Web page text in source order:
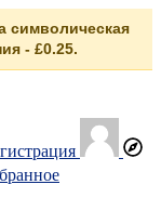
символическая
- £0.25.